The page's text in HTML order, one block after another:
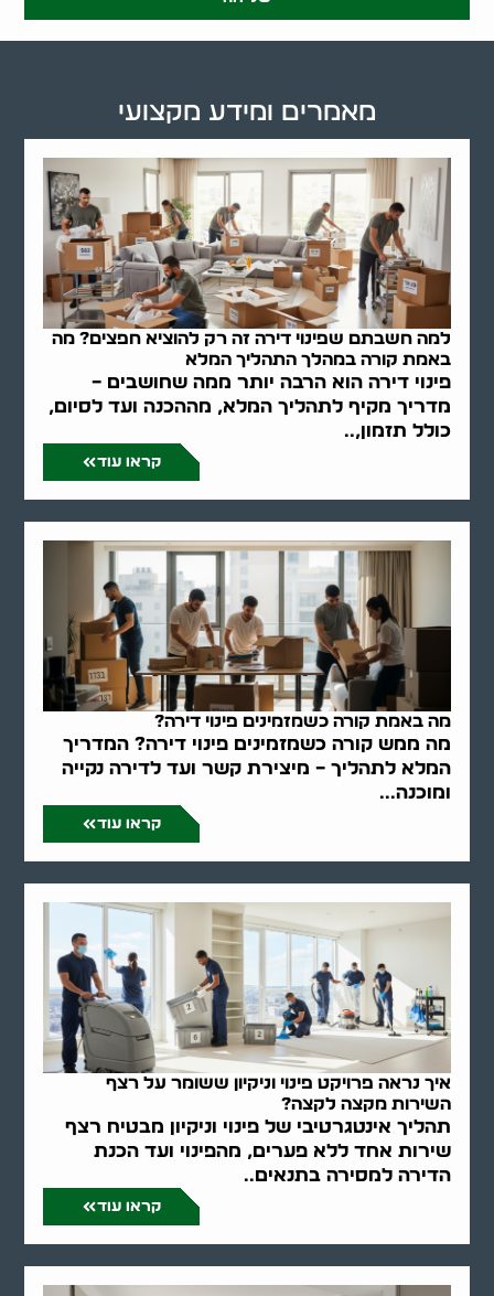
למה חשבתם שפינוי דירה זה רק להוציא חפצים? מה
באמת קורה במהלך התהליך המלא
פינוי דירה הוא הרבה יותר ממה שחושבים –
מדריך מקיף לתהליך המלא, מההכנה ועד לסיום,
כולל תזמון,..
קראו עוד
מה באמת קורה כשמזמינים פינוי דירה?
מה ממש קורה כשמזמינים פינוי דירה? המדריך
המלא לתהליך – מיצירת קשר ועד לדירה נקייה
ומוכנה...
קראו עוד
איך נראה פרויקט פינוי וניקיון ששומר על רצף
השירות מקצה לקצה?
תהליך אינטגרטיבי של פינוי וניקיון מבטיח רצף
שירות אחד ללא פערים, מהפינוי ועד הכנת
הדירה למסירה בתנאים..
קראו עוד
מאמרים ומידע מקצועי